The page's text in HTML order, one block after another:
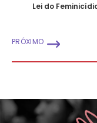
Lei do
PRÓXIMO